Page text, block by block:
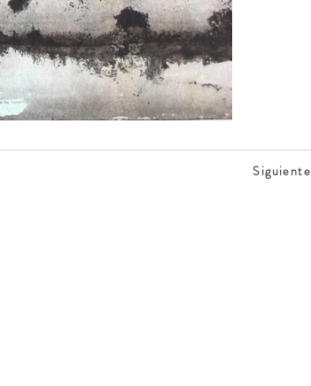
Siguiente